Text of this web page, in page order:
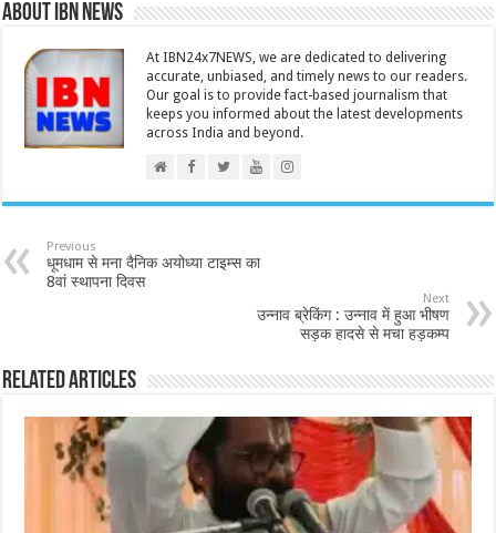
About IBN NEWS
At IBN24x7NEWS, we are dedicated to delivering
accurate, unbiased, and timely news to our readers.
Our goal is to provide fact-based journalism that
keeps you informed about the latest developments
across India and beyond.
Previous
धूमधाम से मना दैनिक अयोध्या टाइम्स का
8वां स्थापना दिवस
Next
उन्नाव ब्रेकिंग : उन्नाव में हुआ भीषण
सड़क हादसे से मचा हड़कम्प
Related Articles